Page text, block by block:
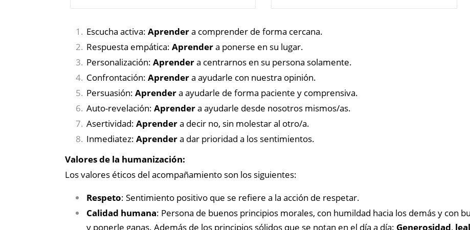
Escucha activa: Aprendera comprender de forma cercana.
Respuesta empática: Aprendera ponerse en su lugar.
Personalización: Aprendera centrarnos en su persona solamente.
Confrontación: Aprendera ayudarle con nuestra opinión.
Persuasión: Aprendera ayudarle de forma paciente y comprensiva.
Auto-revelación: Aprendera ayudarle desde nosotros mismos/as.
Asertividad: Aprendera decir no, sin molestar al otro/a.
Inmediatez: Aprendera dar prioridad a los sentimientos.
Valores de la humanización:
Los valores éticos del acompañamiento son los siguientes:
Respeto: Sentimiento positivo que se refiere a la acción de respetar.
Calidad humana: Persona de buenos principios morales, con humildad hacia los demás y con
y ponerle ganas. Además de los principios sólidos que se notan en el día a día: Generosidad,